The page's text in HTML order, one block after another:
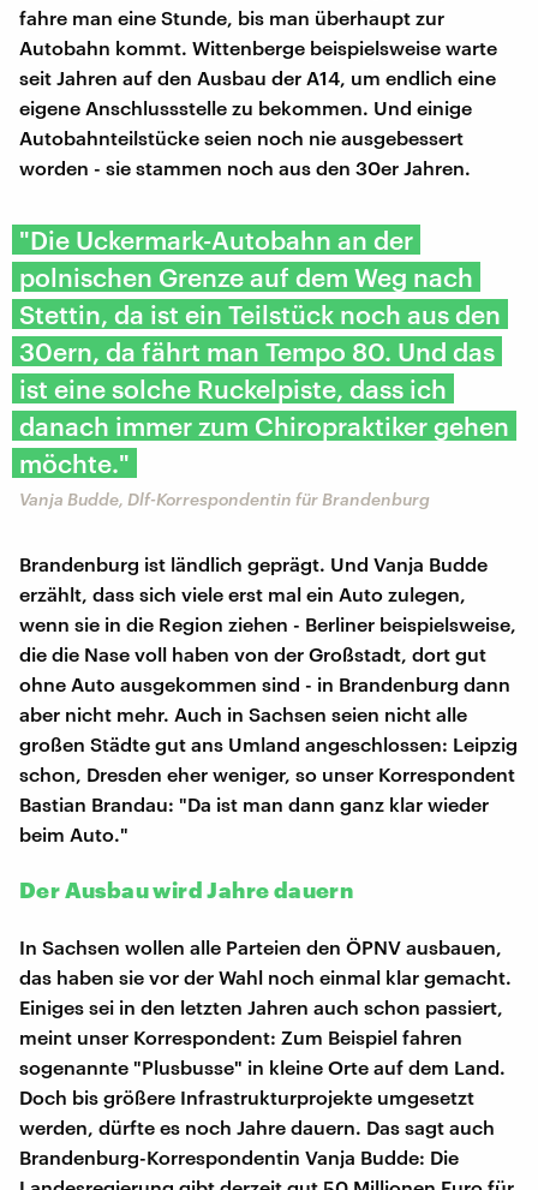
fahre man eine Stunde, bis man überhaupt zur
Autobahn kommt. Wittenberge beispielsweise warte
seit Jahren auf den Ausbau der A14, um endlich eine
eigene Anschlussstelle zu bekommen. Und einige
Autobahnteilstücke seien noch nie ausgebessert
worden - sie stammen noch aus den 30er Jahren.
"Die Uckermark-Autobahn an der
polnischen Grenze auf dem Weg nach
Stettin, da ist ein Teilstück noch aus den
30ern, da fährt man Tempo 80. Und das
ist eine solche Ruckelpiste, dass ich
danach immer zum Chiropraktiker gehen
möchte."
Vanja Budde, Dlf-Korrespondentin für Brandenburg
Brandenburg ist ländlich geprägt. Und Vanja Budde
erzählt, dass sich viele erst mal ein Auto zulegen,
wenn sie in die Region ziehen - Berliner beispielsweise,
die die Nase voll haben von der Großstadt, dort gut
ohne Auto ausgekommen sind - in Brandenburg dann
aber nicht mehr. Auch in Sachsen seien nicht alle
großen Städte gut ans Umland angeschlossen: Leipzig
schon, Dresden eher weniger, so unser Korrespondent
Bastian Brandau: "Da ist man dann ganz klar wieder
beim Auto."
Der Ausbau wird Jahre dauern
In Sachsen wollen alle Parteien den ÖPNV ausbauen,
das haben sie vor der Wahl noch einmal klar gemacht.
Einiges sei in den letzten Jahren auch schon passiert,
meint unser Korrespondent: Zum Beispiel fahren
sogenannte "Plusbusse" in kleine Orte auf dem Land.
Doch bis größere Infrastrukturprojekte umgesetzt
werden, dürfte es noch Jahre dauern. Das sagt auch
Brandenburg-Korrespondentin Vanja Budde: Die